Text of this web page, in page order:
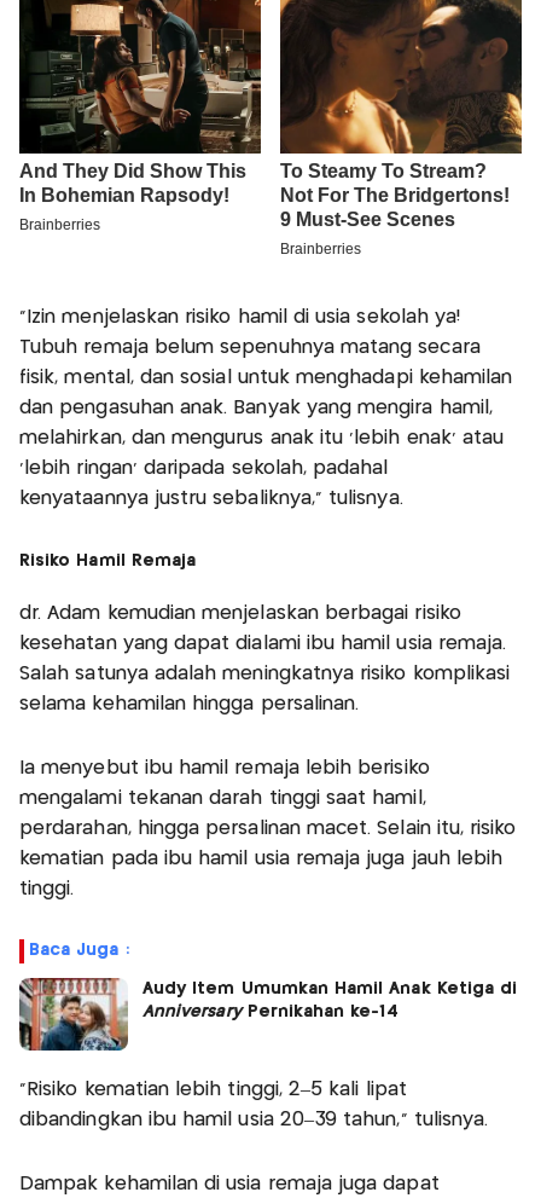
"Izin menjelaskan risiko hamil di usia sekolah ya!
Tubuh remaja belum sepenuhnya matang secara
fisik, mental, dan sosial untuk menghadapi kehamilan
dan pengasuhan anak. Banyak yang mengira hamil,
melahirkan, dan mengurus anak itu 'lebih enak' atau
'lebih ringan' daripada sekolah, padahal
kenyataannya justru sebaliknya," tulisnya.
Risiko Hamil Remaja
dr. Adam kemudian menjelaskan berbagai risiko
kesehatan yang dapat dialami ibu hamil usia remaja.
Salah satunya adalah meningkatnya risiko komplikasi
selama kehamilan hingga persalinan.
Ia menyebut ibu hamil remaja lebih berisiko
mengalami tekanan darah tinggi saat hamil,
perdarahan, hingga persalinan macet. Selain itu, risiko
kematian pada ibu hamil usia remaja juga jauh lebih
tinggi.
Baca Juga :
Audy Item Umumkan Hamil Anak Ketiga di
AnniversaryPernikahan ke-14
"Risiko kematian lebih tinggi, 2–5 kali lipat
dibandingkan ibu hamil usia 20–39 tahun," tulisnya.
Dampak kehamilan di usia remaja juga dapat